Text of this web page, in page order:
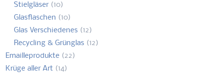
Stielgläser (10)
Glasflaschen (10)
Glas Verschiedenes (12)
Recycling & Grünglas (12)
Emailleprodukte (22)
Krüge aller Art (14)